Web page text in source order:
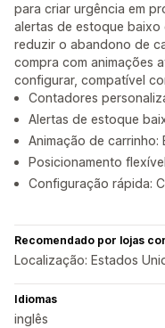
para criar urgência em
alertas de estoque baixo
reduzir o abandono de
compra com animações
configurar, compatível
Contadores
Alertas de estoque
Animação de carrinho:
Posicionamento
Configuração rápida:
Recomendado por lojas
Localização: Estados
Idiomas
inglês